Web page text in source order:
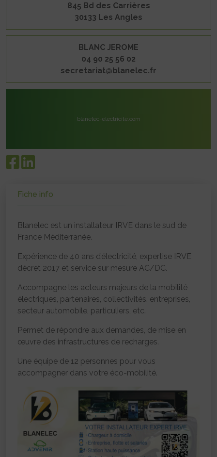
845 Bd des Carrières
30133 Les Angles
BLANC JEROME
04 90 25 56 02
secretariat@blanelec.fr
blanelec-electricite.com
Fiche info
Blanelec est un installateur IRVE dans le sud de
France Méditerranée.
Expérience de 40 ans d’électricité, expertise IRVE
décret 2017 et service sur mesure AC/DC.
Accompagne les acteurs majeurs de la mobilité
électriques, partenaires, collectivités, entreprises,
secteur automobile, particuliers, etc.
Permet de répondre aux demandes, de mise en
œuvre des infrastructures de recharges.
Une équipe de 12 personnes pour vous
accompagner dans votre éco-mobilité.